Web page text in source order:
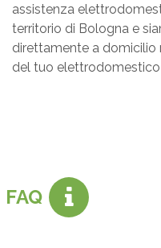
assistenza
territorio di Bologna e
direttamente a domicilio
del tuo elettrodomestico
FAQ